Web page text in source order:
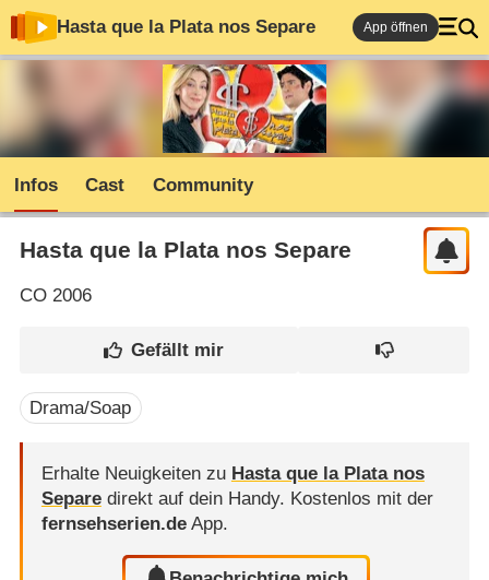
Hasta que la Plata nos Separe App öffnen
Infos Cast Community
Hasta que la Plata nos Separe
CO2006
Drama/Soap
Erhalte Neuigkeiten zu Hasta que la Plata nos
Separedirekt auf dein Handy. Kostenlos mit der
fernsehserien.deApp.